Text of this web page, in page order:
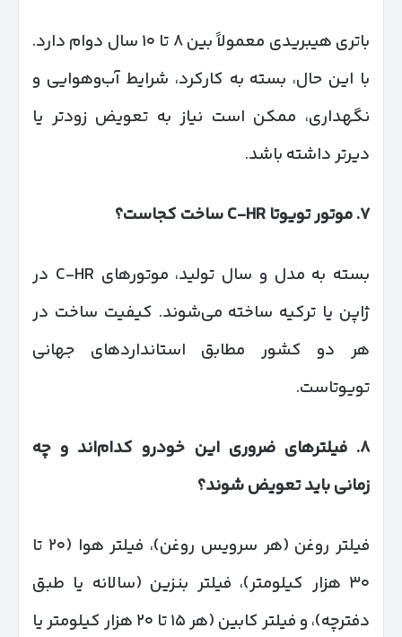
باتری هیبریدی معمولاً بین ۸ تا ۱۰ سال دوام دارد.
با این حال، بسته به کارکرد، شرایط آب‌وهوایی و
نگهداری، ممکن است نیاز به تعویض زودتر یا
دیرتر داشته باشد.
۷.موتور تویوتا ساخت کجاست؟
بسته به مدل و سال تولید، موتورهای C-HR در
ژاپن یا ترکیه ساخته می‌شوند. کیفیت ساخت در
هر دو کشور مطابق استانداردهای جهانی
تویوتاست.
۸.فیلترهای ضروری این خودرو کدام‌اند و چه
زمانی باید تعویض شوند؟
فیلتر روغن (هر سرویس روغن)، فیلتر هوا (۲۰ تا
۳۰ هزار کیلومتر)، فیلتر بنزین (سالانه یا طبق
دفترچه)، و فیلتر کابین (هر ۱۵ تا ۲۰ هزار کیلومتر یا